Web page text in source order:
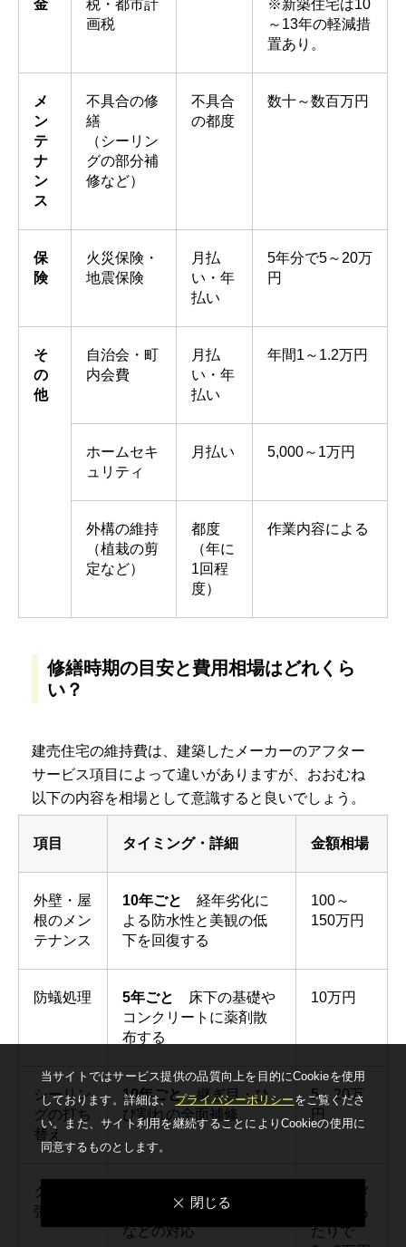
金
税・都市計
画税
※新築住宅は10
～13年の軽減措
置あり。
メ
ン
テ
ナ
ン
ス
不具合の修
繕
（シーリン
グの部分補
修など）
不具合
の都度
数十～数百万円
保
険
火災保険・
地震保険
月払
い・年
払い
5年分で5～20万
円
そ
の
他
自治会・町
内会費
月払
い・年
払い
年間1～1.2万円
ホームセキ
ュリティ
月払い 5,000～1万円
外構の維持
（植栽の剪
定など）
都度
（年に
1回程
度）
作業内容による
修繕時期の目安と費用相場はどれくら
い？
建売住宅の維持費は、建築したメーカーのアフター
サービス項目によって違いがありますが、おおむね
以下の内容を相場として意識すると良いでしょう。
項目 タイミング・詳細 金額相場
外壁・屋
根のメン
テナンス
10年ごと
経年劣化に
よる防水性と美観の低
下を回復する
100～
150万円
防蟻処理 5年ごと
床下の基礎や
コンクリートに薬剤散
布する
10万円
シーリン
グの打ち
替え
10年ごと継ぎ目・ひ
び割れの全面補修
5～20万
円
クロスの
張り替え
ミ、浮き、ヒビ、カビ
などの対応
20平方メ
ートルあ
たりで
当サイトではサービス提供の品質向上を⽬的にCookieを使⽤
しております。詳細は、プライバシーポリシー をご覧くださ
い。また、サイト利⽤を継続することによりCookieの使⽤に
同意するものとします。
閉じる